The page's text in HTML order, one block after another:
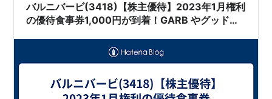
バルニバービ(3418)【株主優待】2023年1月権利
の優待食事券1,000円が到着！GARB やグッドモ